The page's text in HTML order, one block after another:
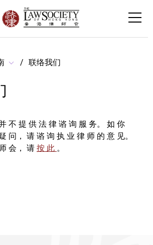
联络我们
不 提 供 法 律 谘 询 服 务。 如 你
问， 请 谘 询 执 业 律 师 的 意 见。
会， 请 按 此 。